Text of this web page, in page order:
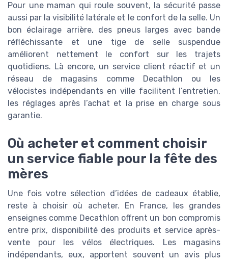
Pour une maman qui roule souvent, la sécurité passe
aussi par la visibilité latérale et le confort de la selle. Un
bon éclairage arrière, des pneus larges avec bande
réfléchissante et une tige de selle suspendue
améliorent nettement le confort sur les trajets
quotidiens. Là encore, un service client réactif et un
réseau de magasins comme Decathlon ou les
vélocistes indépendants en ville facilitent l’entretien,
les réglages après l’achat et la prise en charge sous
garantie.
Où acheter et comment choisir
un service fiable pour la fête des
mères
Une fois votre sélection d’idées de cadeaux établie,
reste à choisir où acheter. En France, les grandes
enseignes comme Decathlon offrent un bon compromis
entre prix, disponibilité des produits et service après-
vente pour les vélos électriques. Les magasins
indépendants, eux, apportent souvent un avis plus